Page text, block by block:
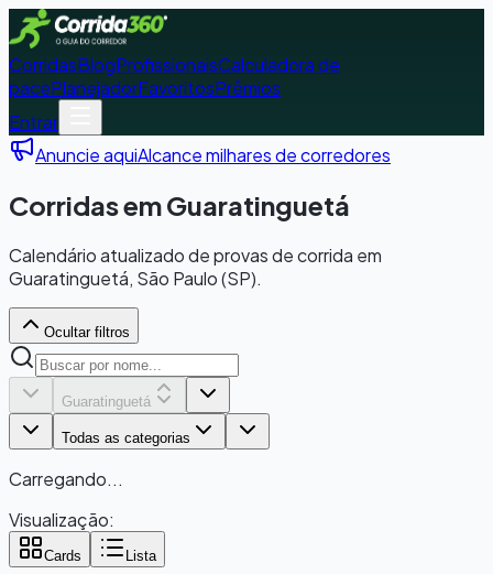
CorridasBlogProfissionaisCalculadora de
pacePlanejadorFavoritosPrêmios
Entrar
Anuncie aquiAlcance milhares de corredores
Corridas em Guaratinguetá
Calendário atualizado de provas de corrida em
Guaratinguetá, São Paulo (SP).
Ocultar filtros
Guaratinguetá
Todas as categorias
Carregando...
Visualização:
Cards Lista